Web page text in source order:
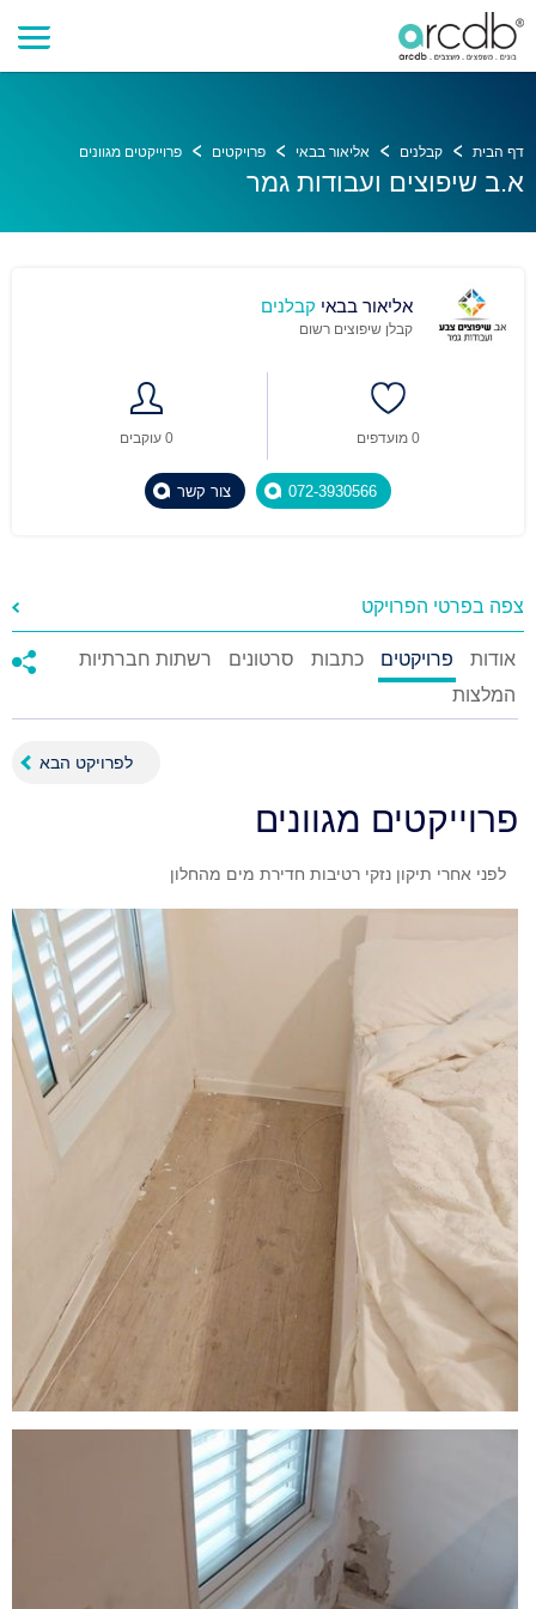
דף הבית קבלנים אליאור בבאי פרויקטים פרוייקטים מגוונים
א.ב שיפוצים ועבודות גמר
אליאור בבאי קבלנים
קבלן שיפוצים רשום
0 עוקבים 0 מועדפים
צור קשר 072-3930566
צפה בפרטי הפרויקט
אודות פרויקטים כתבות סרטונים
רשתות חברתיות
המלצות
לפרויקט הבא
פרוייקטים מגוונים
לפני אחרי תיקון נזקי רטיבות חדירת מים מהחלון